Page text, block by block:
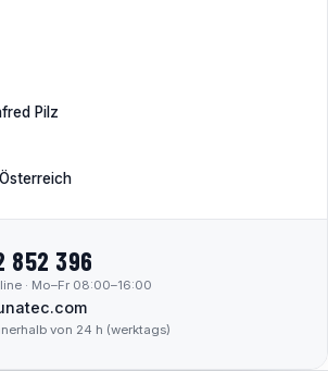
Pilz
852 396
· Mo–Fr 08:00–16:00
von 24 h (werktags)